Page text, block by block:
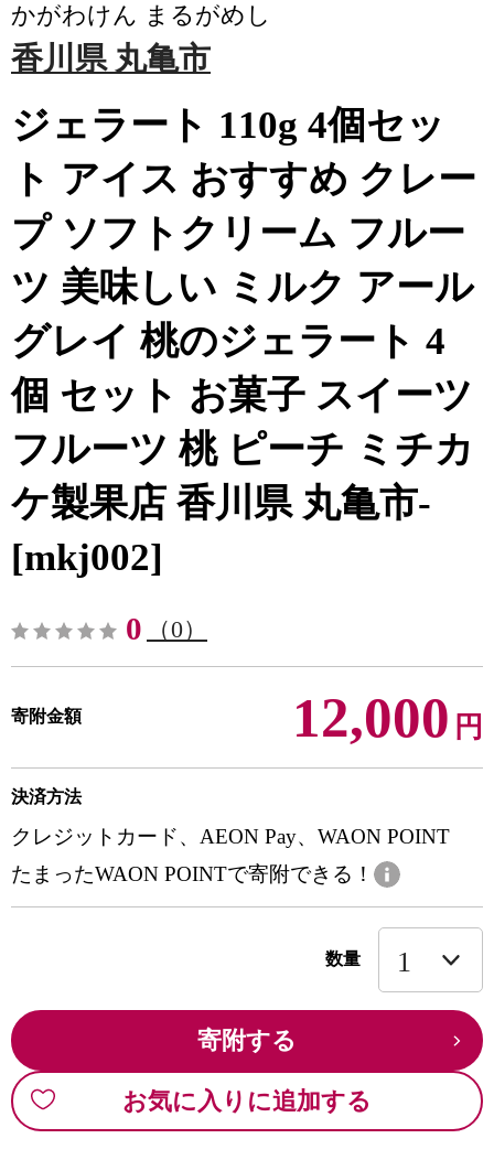
かがわけん まるがめし
香川県 丸亀市
ジェラート 110g 4個セッ
ト アイス おすすめ クレー
プ ソフトクリーム フルー
ツ 美味しい ミルク アール
グレイ 桃のジェラート 4
個 セット お菓子 スイーツ
フルーツ 桃 ピーチ ミチカ
ケ製果店 香川県 丸亀市-
[mkj002]
0 （0）
寄附金額 12,000 円
決済方法
クレジットカード、AEON Pay、WAON POINT
たまったWAON POINTで寄附できる！
数量
寄附する
お気に入りに追加する